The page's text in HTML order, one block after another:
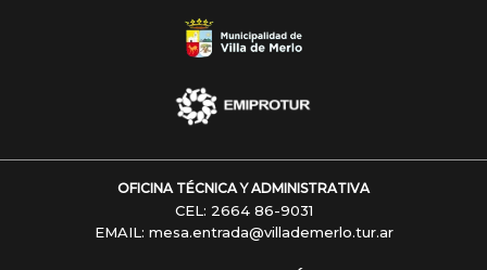
OFICINA TÉCNICA Y ADMINISTRATIVA
CEL: 2664 86-9031
EMAIL: mesa.entrada@villademerlo.tur.ar